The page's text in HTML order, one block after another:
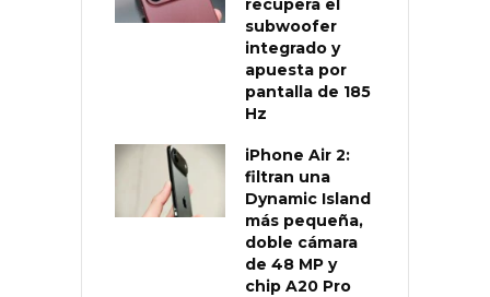
subwoofer
integrado y
apuesta por
pantalla de 185
Hz
iPhone Air 2:
filtran una
Dynamic Island
más pequeña,
doble cámara
de 48 MP y
chip A20 Pro